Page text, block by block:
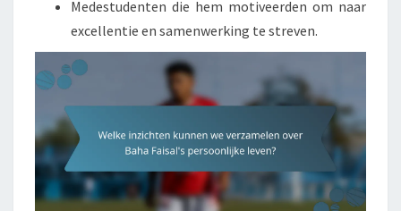
Medestudenten die hem motiveerden om naar
excellentie en samenwerking te streven.